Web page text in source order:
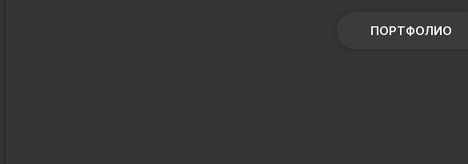
ПОРТФОЛИО